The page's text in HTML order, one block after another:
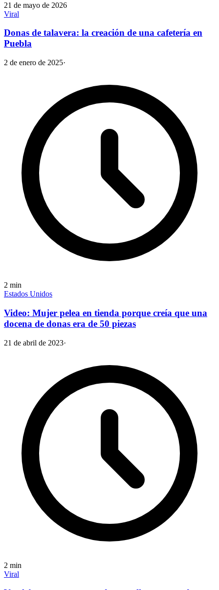
21 de mayo de 2026
Viral
Donas de talavera: la creación de una cafetería en
Puebla
2 de enero de 2025·
2 min
Estados Unidos
Video: Mujer pelea en tienda porque creía que una
docena de donas era de 50 piezas
21 de abril de 2023·
2 min
Viral